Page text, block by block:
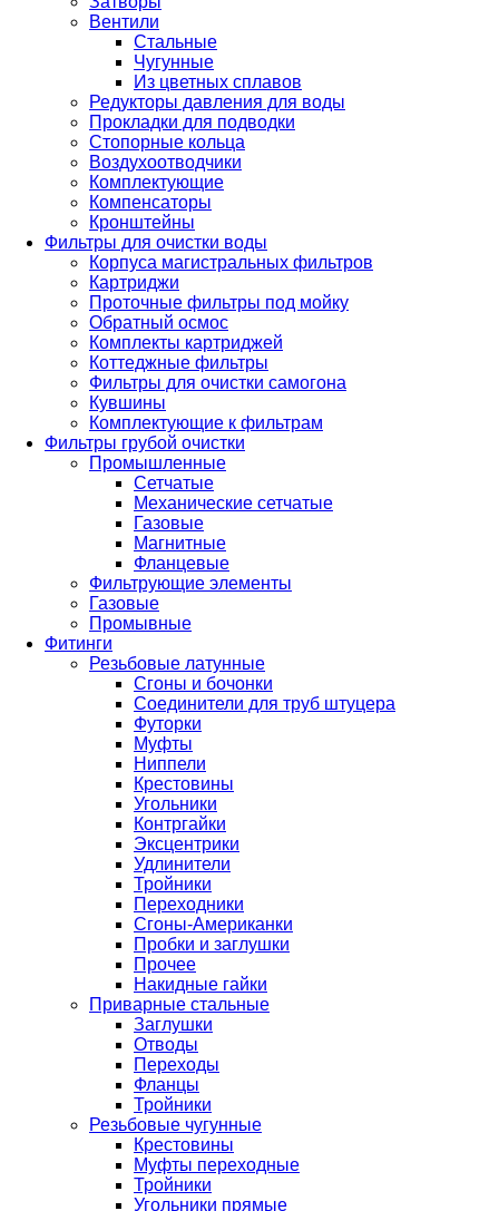
Вентили
Стальные
Чугунные
Из цветных сплавов
Редукторы давления для воды
Прокладки для подводки
Стопорные кольца
Воздухоотводчики
Комплектующие
Компенсаторы
Кронштейны
Фильтры для очистки воды
Корпуса магистральных фильтров
Картриджи
Проточные фильтры под мойку
Обратный осмос
Комплекты картриджей
Коттеджные фильтры
Фильтры для очистки самогона
Кувшины
Комплектующие к фильтрам
Фильтры грубой очистки
Промышленные
Сетчатые
Механические сетчатые
Газовые
Магнитные
Фланцевые
Фильтрующие элементы
Газовые
Промывные
Фитинги
Резьбовые латунные
Сгоны и бочонки
Соединители для труб штуцера
Футорки
Муфты
Ниппели
Крестовины
Угольники
Контргайки
Эксцентрики
Удлинители
Тройники
Переходники
Сгоны-Американки
Пробки и заглушки
Прочее
Накидные гайки
Приварные стальные
Заглушки
Отводы
Переходы
Фланцы
Тройники
Резьбовые чугунные
Крестовины
Муфты переходные
Тройники
Угольники прямые